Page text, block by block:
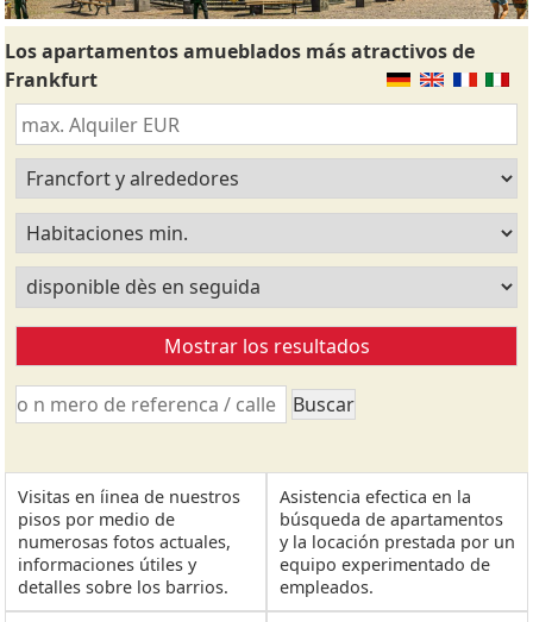
Los apartamentos amueblados más atractivos de
Frankfurt
Visitas en íinea de nuestros
pisos por medio de
numerosas fotos actuales,
informaciones útiles y
detalles sobre los barrios.
Asistencia efectica en la
búsqueda de apartamentos
y la locación prestada por un
equipo experimentado de
empleados.